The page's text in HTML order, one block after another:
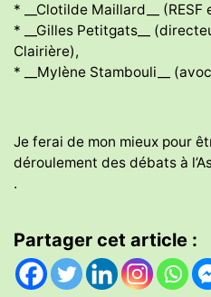
* __Clotilde Maillard__ (RESF
* __Gilles Petitgats__
Clairière),
* __Mylène Stambouli__
Je ferai de mon mieux pour
déroulement des débats à
.
Partager cet article :